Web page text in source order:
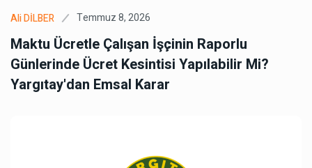
Ali DİLBER Temmuz 8, 2026
Maktu Ücretle Çalışan İşçinin Raporlu
Günlerinde Ücret Kesintisi Yapılabilir Mi?
Yargıtay'dan Emsal Karar